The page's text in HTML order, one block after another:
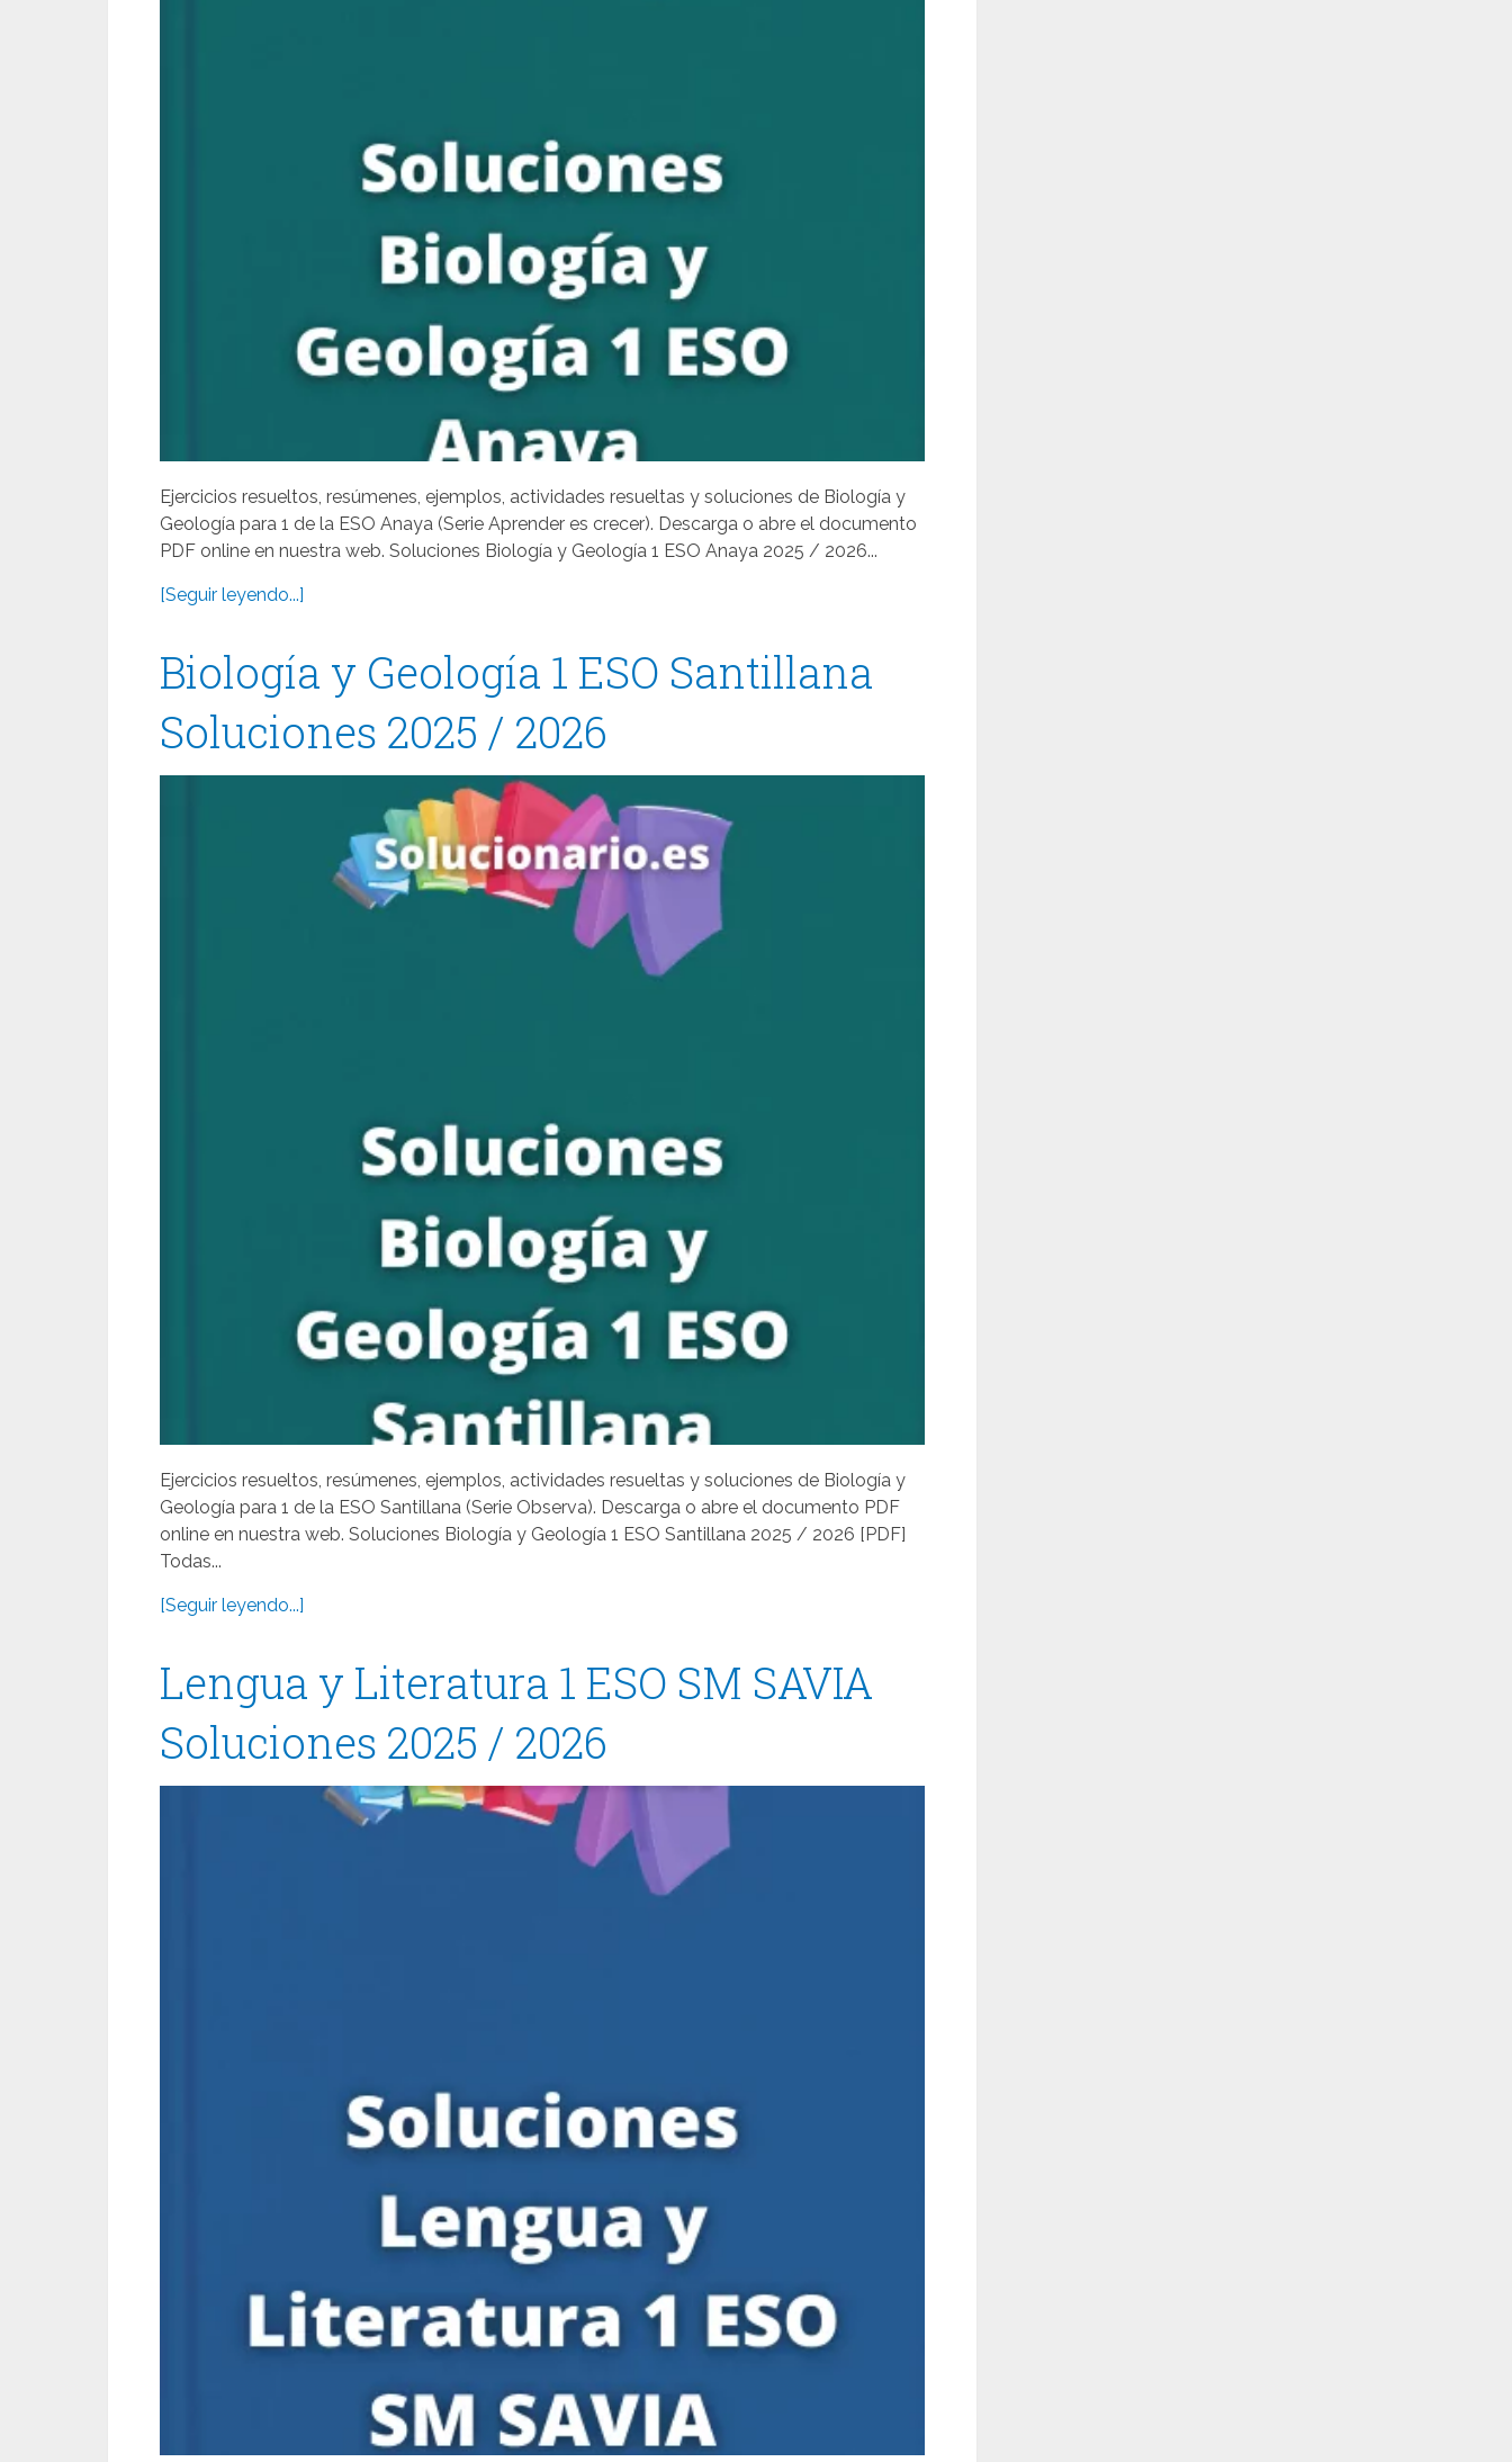
Ejercicios resueltos, resúmenes, ejemplos, actividades resueltas y soluciones de Biología y
Geología para 1 de la ESO Anaya (Serie Aprender es crecer). Descarga o abre el documento
PDF online en nuestra web. Soluciones Biología y Geología 1 ESO Anaya 2025 / 2026...
[Seguir leyendo...]
Biología y Geología 1 ESO Santillana
Soluciones 2025 / 2026
Ejercicios resueltos, resúmenes, ejemplos, actividades resueltas y soluciones de Biología y
Geología para 1 de la ESO Santillana (Serie Observa). Descarga o abre el documento PDF
online en nuestra web. Soluciones Biología y Geología 1 ESO Santillana 2025 / 2026 [PDF]
Todas...
[Seguir leyendo...]
Lengua y Literatura 1 ESO SM SAVIA
Soluciones 2025 / 2026